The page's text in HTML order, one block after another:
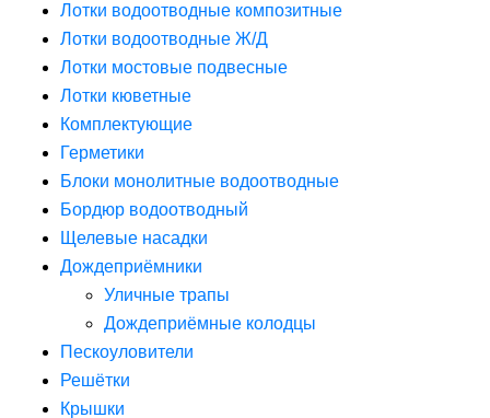
Лотки водоотводные композитные
Лотки водоотводные Ж/Д
Лотки мостовые подвесные
Лотки кюветные
Комплектующие
Герметики
Блоки монолитные водоотводные
Бордюр водоотводный
Щелевые насадки
Дождеприёмники
Уличные трапы
Дождеприёмные колодцы
Пескоуловители
Решётки
Крышки